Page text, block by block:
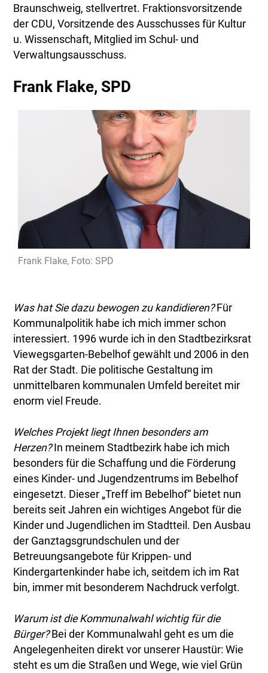
Braunschweig, stellvertret. Fraktionsvorsitzende
der CDU, Vorsitzende des Ausschusses für Kultur
u. Wissenschaft, Mitglied im Schul- und
Verwaltungsausschuss.
Frank Flake, SPD
Frank Flake, Foto: SPD
Was hat Sie dazu bewogen zu kandidieren?Für
Kommunalpolitik habe ich mich immer schon
interessiert. 1996 wurde ich in den Stadtbezirksrat
Viewegsgarten-Bebelhof gewählt und 2006 in den
Rat der Stadt. Die politische Gestaltung im
unmittelbaren kommunalen Umfeld bereitet mir
enorm viel Freude.
Welches Projekt liegt Ihnen besonders am
Herzen? In meinem Stadtbezirk habe ich mich
besonders für die Schaffung und die Förderung
eines Kinder- und Jugendzentrums im Bebelhof
eingesetzt. Dieser „Treff im Bebelhof“ bietet nun
bereits seit Jahren ein wichtiges Angebot für die
Kinder und Jugendlichen im Stadtteil. Den Ausbau
der Ganztagsgrundschulen und der
Betreuungsangebote für Krippen- und
Kindergartenkinder habe ich, seitdem ich im Rat
bin, immer mit besonderem Nachdruck verfolgt.
Warum ist die Kommunalwahl wichtig für die
Bürger?Bei der Kommunalwahl geht es um die
Angelegenheiten direkt vor unserer Haustür: Wie
steht es um die Straßen und Wege, wie viel Grün